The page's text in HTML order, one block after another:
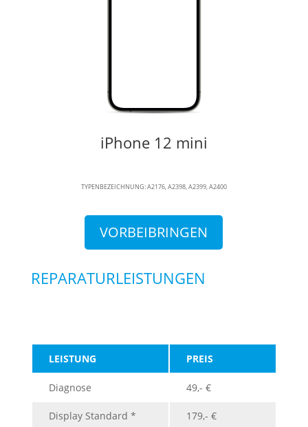
iPhone 12 mini
TYPENBEZEICHNUNG: A2176, A2398, A2399, A2400
VORBEIBRINGEN
REPARATURLEISTUNGEN
LEISTUNG PREIS
Diagnose 49,- €
Display Standard * 179,- €